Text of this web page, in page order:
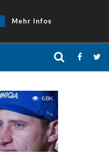
Mehr Infos
6.8K